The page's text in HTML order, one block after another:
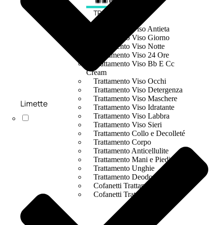
TRATTAMENTI
Trattamento Viso Antieta
Trattamento Viso Giorno
Trattamento Viso Notte
Trattamento Viso 24 Ore
Trattamento Viso Bb E Cc
Cream
Trattamento Viso Occhi
Trattamento Viso Detergenza
Trattamento Viso Maschere
Trattamento Viso Idratante
Trattamento Viso Labbra
Trattamento Viso Sieri
Trattamento Collo e Decolleté
Trattamento Corpo
Trattamento Anticellulite
Trattamento Mani e Piedi
Trattamento Unghie
Trattamento Deodoranti
Cofanetti Trattamento Viso
Cofanetti Trattamento Corpo
Limette